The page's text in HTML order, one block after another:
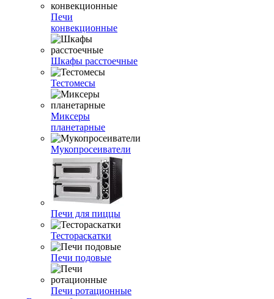
Печи
конвекционные
Шкафы расстоечные
Тестомесы
Миксеры
планетарные
Мукопросеиватели
Печи для пиццы
Тестораскатки
Печи подовые
Печи ротационные